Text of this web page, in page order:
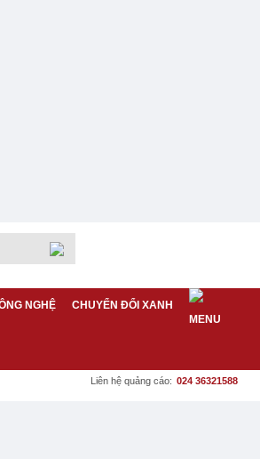
NGHỆ CHUYỂN ĐỔI XANH
Liên hệ quảng cáo: 024 36321588